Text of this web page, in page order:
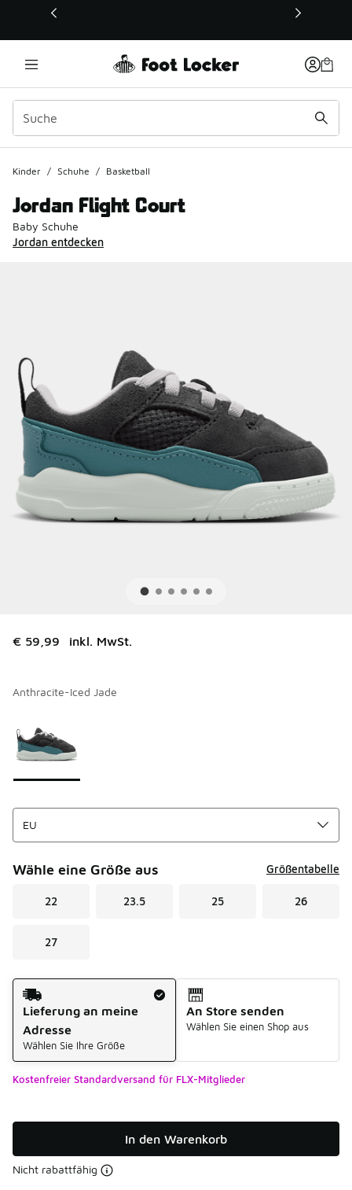
Dieser Link öffnet sich in einem neuen Fenster
Kinder / Schuhe / Basketball
Jordan Flight Court
Baby Schuhe
Jordan entdecken
€ 59,99 inkl. MwSt.
Anthracite-Iced Jade
Wähle eine Größe aus Größentabelle
22 23.5 25 26
27
Versandart
Lieferung an meine
Adresse
Wählen Sie Ihre Größe
An Store senden
Wählen Sie einen Shop aus
Kostenfreier Standardversand für FLX-Mitglieder
In den Warenkorb
Nicht rabattfähig